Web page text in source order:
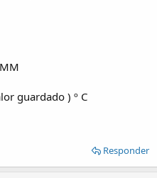
guardado ) º C
Responder